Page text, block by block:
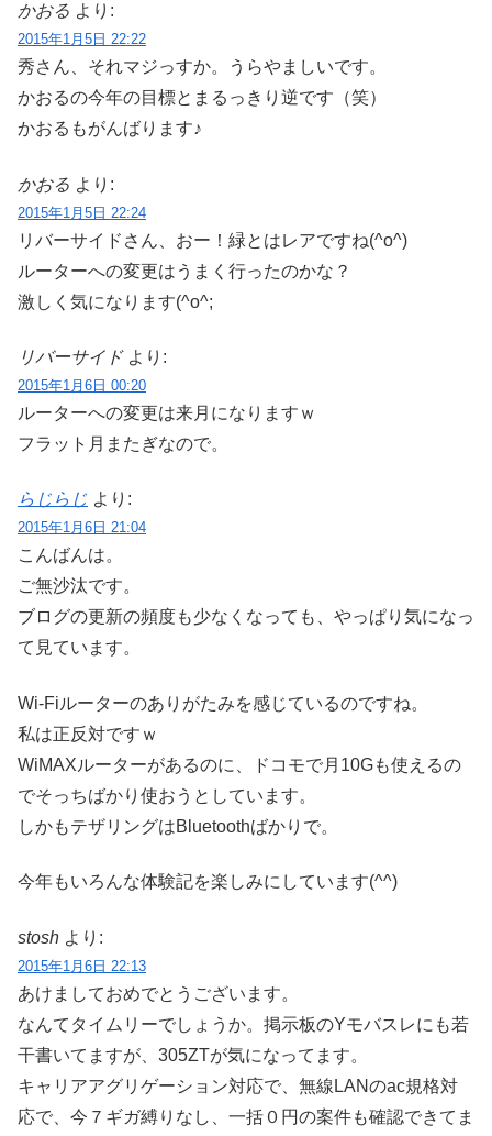
かおる より:
2015年1月5日 22:22
秀さん、それマジっすか。うらやましいです。
かおるの今年の目標とまるっきり逆です（笑）
かおるもがんばります♪
かおる より:
2015年1月5日 22:24
リバーサイドさん、おー！緑とはレアですね(^o^)
ルーターへの変更はうまく行ったのかな？
激しく気になります(^o^;
リバーサイド より:
2015年1月6日 00:20
ルーターへの変更は来月になりますｗ
フラット月またぎなので。
らじらじ より:
2015年1月6日 21:04
こんばんは。
ご無沙汰です。
ブログの更新の頻度も少なくなっても、やっぱり気になっ
て見ています。
Wi-Fiルーターのありがたみを感じているのですね。
私は正反対ですｗ
WiMAXルーターがあるのに、ドコモで月10Gも使えるの
でそっちばかり使おうとしています。
しかもテザリングはBluetoothばかりで。
今年もいろんな体験記を楽しみにしています(^^)
stosh より:
2015年1月6日 22:13
あけましておめでとうございます。
なんてタイムリーでしょうか。掲示板のYモバスレにも若
干書いてますが、305ZTが気になってます。
キャリアアグリゲーション対応で、無線LANのac規格対
応で、今７ギガ縛りなし、一括０円の案件も確認できてま